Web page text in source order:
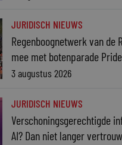
JURIDISCH NIEUWS
Regenboognetwerk van de
mee met botenparade Pride
3 augustus 2026
JURIDISCH NIEUWS
Verschoningsgerechtigde
AI? Dan niet langer